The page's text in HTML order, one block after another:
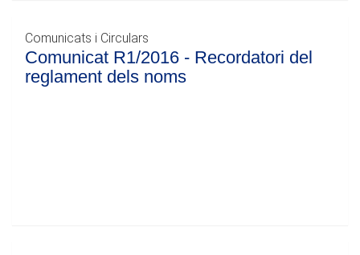
Comunicats i Circulars
Comunicat R1/2016 - Recordatori del
reglament dels noms